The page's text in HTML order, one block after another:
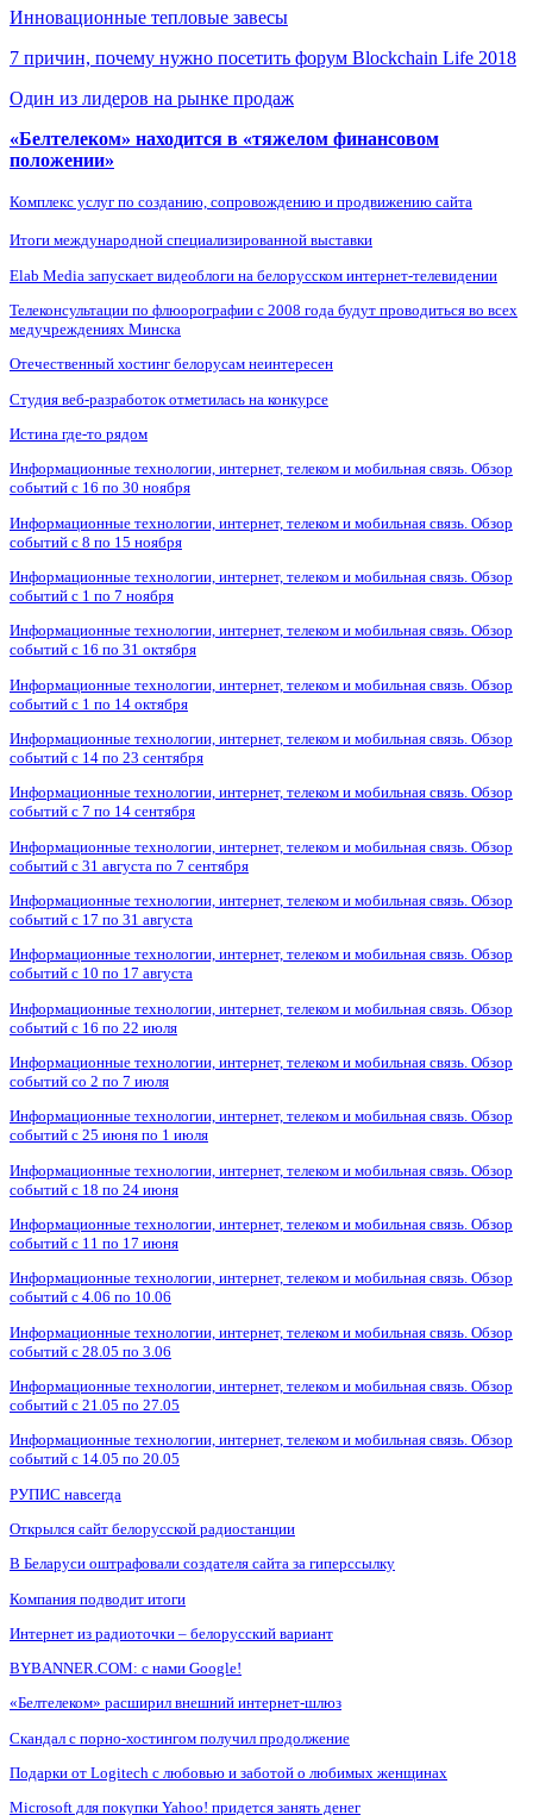
Инновационные тепловые завесы
7 причин, почему нужно посетить форум Blockchain Life 2018
Один из лидеров на рынке продаж
«Белтелеком» находится в «тяжелом финансовом
положении»
Комплекс услуг по созданию, сопровождению и продвижению сайта
Итоги международной специализированной выставки
Elab Media запускает видеоблоги на белорусском интернет-телевидении
Телеконсультации по флюорографии с 2008 года будут проводиться во всех
медучреждениях Минска
Отечественный хостинг белорусам неинтересен
Студия веб-разработок отметилась на конкурсе
Истина где-то рядом
Информационные технологии, интернет, телеком и мобильная связь. Обзор
событий с 16 по 30 ноября
Информационные технологии, интернет, телеком и мобильная связь. Обзор
событий с 8 по 15 ноября
Информационные технологии, интернет, телеком и мобильная связь. Обзор
событий с 1 по 7 ноября
Информационные технологии, интернет, телеком и мобильная связь. Обзор
событий с 16 по 31 октября
Информационные технологии, интернет, телеком и мобильная связь. Обзор
событий с 1 по 14 октября
Информационные технологии, интернет, телеком и мобильная связь. Обзор
событий с 14 по 23 сентября
Информационные технологии, интернет, телеком и мобильная связь. Обзор
событий с 7 по 14 сентября
Информационные технологии, интернет, телеком и мобильная связь. Обзор
событий с 31 августа по 7 сентября
Информационные технологии, интернет, телеком и мобильная связь. Обзор
событий с 17 по 31 августа
Информационные технологии, интернет, телеком и мобильная связь. Обзор
событий с 10 по 17 августа
Информационные технологии, интернет, телеком и мобильная связь. Обзор
событий с 16 по 22 июля
Информационные технологии, интернет, телеком и мобильная связь. Обзор
событий со 2 по 7 июля
Информационные технологии, интернет, телеком и мобильная связь. Обзор
событий с 25 июня по 1 июля
Информационные технологии, интернет, телеком и мобильная связь. Обзор
событий с 18 по 24 июня
Информационные технологии, интернет, телеком и мобильная связь. Обзор
событий с 11 по 17 июня
Информационные технологии, интернет, телеком и мобильная связь. Обзор
событий с 4.06 по 10.06
Информационные технологии, интернет, телеком и мобильная связь. Обзор
событий с 28.05 по 3.06
Информационные технологии, интернет, телеком и мобильная связь. Обзор
событий с 21.05 по 27.05
Информационные технологии, интернет, телеком и мобильная связь. Обзор
событий с 14.05 по 20.05
РУПИС навсегда
Открылся сайт белорусской радиостанции
В Беларуси оштрафовали создателя сайта за гиперссылку
Компания подводит итоги
Интернет из радиоточки – белорусский вариант
BYBANNER.COM: c нами Google!
«Белтелеком» расширил внешний интернет-шлюз
Скандал с порно-хостингом получил продолжение
Подарки от Logitech с любовью и заботой о любимых женщинах
Microsoft для покупки Yahoo! придется занять денег